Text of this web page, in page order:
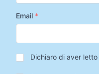
Email *
Privacy*
Dichiaro di aver letto